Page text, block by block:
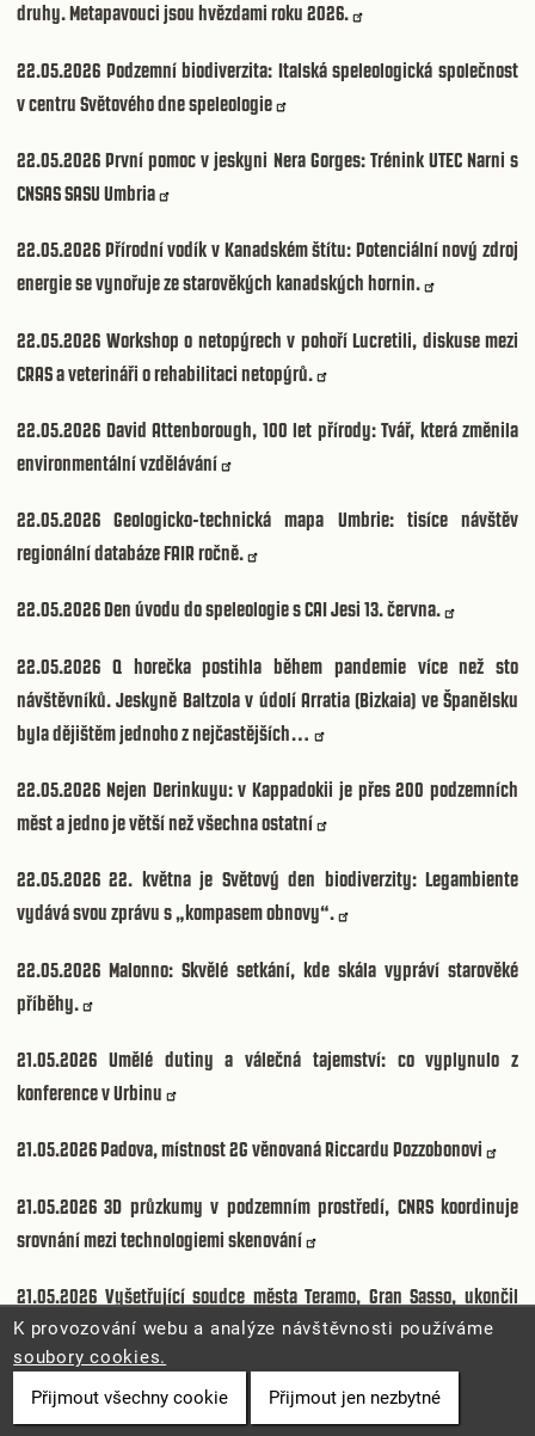
druhy. Metapavouci jsou hvězdami roku 2026.
22.05.2026 Podzemní biodiverzita: Italská speleologická společnost
v centru Světového dne speleologie
22.05.2026První pomoc v jeskyni Nera Gorges: Trénink UTEC Narni s
CNSAS SASU Umbria
22.05.2026 Přírodní vodík v Kanadském štítu: Potenciální nový zdroj
energie se vynořuje ze starověkých kanadských hornin.
22.05.2026 Workshop o netopýrech v pohoří Lucretili, diskuse mezi
CRAS a veterináři o rehabilitaci netopýrů.
22.05.2026 David Attenborough, 100 let přírody: Tvář, která změnila
environmentální vzdělávání
22.05.2026Geologicko-technická mapa Umbrie: tisíce návštěv
regionální databáze FAIR ročně.
22.05.2026Den úvodu do speleologie s CAI Jesi 13. června.
22.05.2026 Q horečka postihla během pandemie více než sto
návštěvníků. Jeskyně Baltzola v údolí Arratia (Bizkaia) ve Španělsku
byla dějištěm jednoho z nejčastějších…
22.05.2026 Nejen Derinkuyu: v Kappadokii je přes 200 podzemních
měst a jedno je větší než všechna ostatní
22.05.202622. května je Světový den biodiverzity: Legambiente
vydává svou zprávu s „kompasem obnovy“.
22.05.2026 Malonno: Skvělé setkání, kde skála vypráví starověké
příběhy.
21.05.2026 Umělé dutiny a válečná tajemství: co vyplynulo z
konference v Urbinu
21.05.2026Padova, místnost 2G věnovaná Riccardu Pozzobonovi
21.05.20263D průzkumy v podzemním prostředí, CNRS koordinuje
srovnání mezi technologiemi skenování
21.05.2026 Vyšetřující soudce města Teramo, Gran Sasso, ukončil
vyšetřování tragédie z roku 2024: Alpští záchranáři nenesou
odpovědnost.
21.05.2026Závrty v Itálii: Projekt ISPRA aktualizuje mapu přírodních
K provozování webu a analýze návštěvnosti používáme
soubory cookies.
Přijmout všechny cookie
Přijmout jen nezbytné